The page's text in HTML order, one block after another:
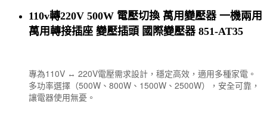
110v轉220V 500W 電壓切換 萬用變壓器 一機兩用
萬用轉接插座 變壓插頭 國際變壓器 851-AT35
專為110V ↔ 220V電壓需求設計，穩定高效，適用多種家電。
多功率選擇（500W、800W、1500W、2500W），安全可靠，
讓電器使用無憂。